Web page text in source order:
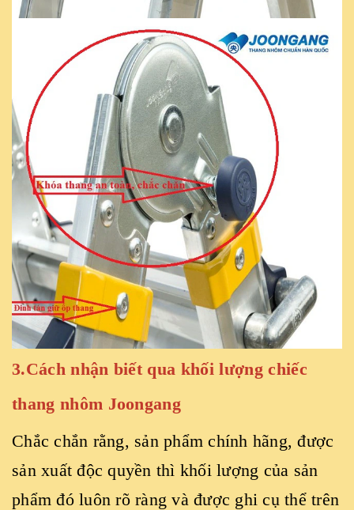
3.Cách nhận biết qua khối lượng chiếc
thang nhôm Joongang
Chắc chắn rằng, sản phẩm chính hãng, được
sản xuất độc quyền thì khối lượng của sản
phẩm đó luôn rõ ràng và được ghi cụ thể trên